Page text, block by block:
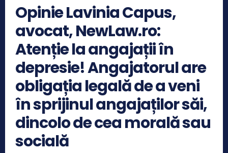
Opinie Lavinia Capus,
avocat, NewLaw.ro:
Atenție la angajații în
depresie! Angajatorul are
obligația legală de a veni
în sprijinul angajaților săi,
dincolo de cea morală sau
socială